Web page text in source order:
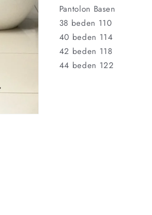
Pantolon Basen
38 beden 110
40 beden 114
42 beden 118
44 beden 122